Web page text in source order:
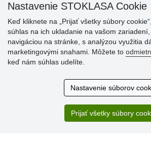
Hodnotenia
zákazníkov
Ústretovosť, pohotovosť. Som spokojná.
Veľká spokojnosť. Volal mi odtiaľ veľmi
zásielka sa nezmestí do boxu, tak sme
Nastavenie STOKLASA Cookie
Keď kliknete na „Prijať všetky súbory
súhlas na ich ukladanie na vašom
navigáciou na stránke, s analýzou využitia
marketingovými snahami. Môžete to
keď nám súhlas udelíte.
Nastavenie súborov
Prijať všetky súbory